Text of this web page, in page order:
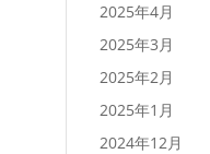
2025年4月
2025年3月
2025年2月
2025年1月
2024年12月